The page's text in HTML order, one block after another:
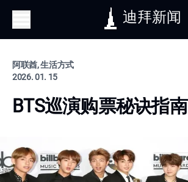
迪拜新闻
阿联酋, 生活方式
2026. 01. 15
BTS巡演购票秘诀指南